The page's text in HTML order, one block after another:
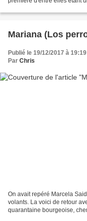
Mariana (Los
Publié le 19/12/2017 à 19:19
Par Chris
On avait repéré Marcela
volants. La voici de retour
quarantaine bourgeoise,